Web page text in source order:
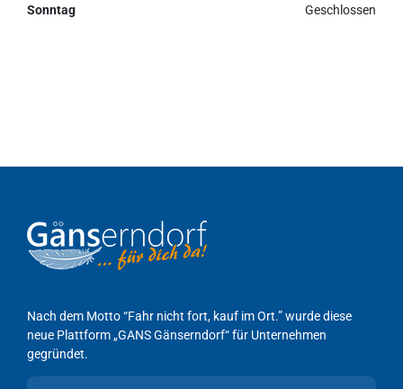
Sonntag Geschlossen
Nach dem Motto “Fahr nicht fort, kauf im Ort.” wurde diese
neue Plattform „GANS Gänserndorf“ für Unternehmen
gegründet.